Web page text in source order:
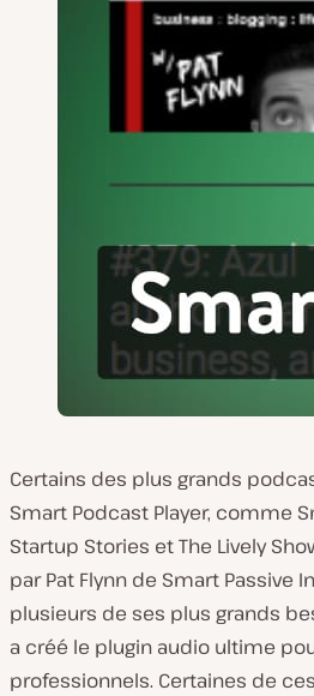
Certains des plus grands
Smart Podcast Player, comme
Startup Stories et The Lively
par Pat Flynn de Smart Passive
plusieurs de ses plus grands
a créé le plugin audio ultime
professionnels. Certaines de